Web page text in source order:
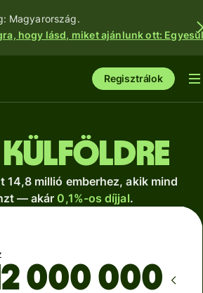
Magyarország.
hogy lásd, miket ajánlunk ott:
Regisztrálok
külföldre
14,8 millió emberhez, akik mind
— akár 0,1%-os díjjal.